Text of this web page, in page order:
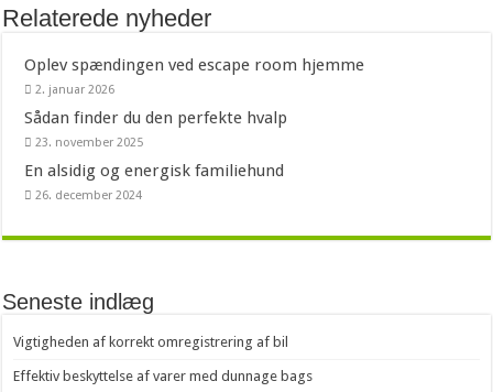
Relaterede nyheder
Oplev spændingen ved escape room hjemme
2. januar 2026
Sådan finder du den perfekte hvalp
23. november 2025
En alsidig og energisk familiehund
26. december 2024
Seneste indlæg
Vigtigheden af korrekt omregistrering af bil
Effektiv beskyttelse af varer med dunnage bags